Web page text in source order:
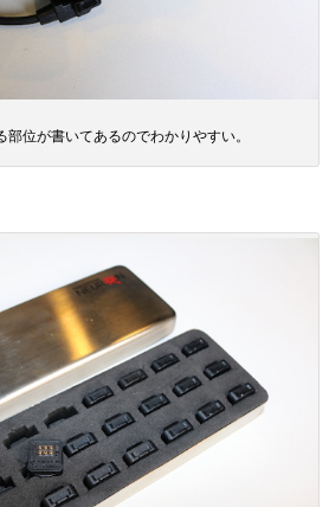
部位が書いてあるのでわかりやすい。